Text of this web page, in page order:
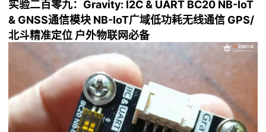
实验二百零九：Gravity: I2C & UART BC20 NB-IoT
& GNSS通信模块 NB-IoT广域低功耗无线通信 GPS/
北斗精准定位 户外物联网必备